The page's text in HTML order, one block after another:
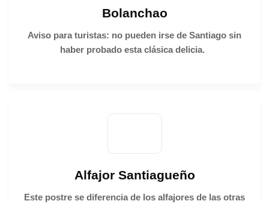
Bolanchao
Aviso para turistas: no pueden irse de Santiago sin
haber probado esta clásica delicia.
Alfajor Santiagueño
Este postre se diferencia de los alfajores de las otras